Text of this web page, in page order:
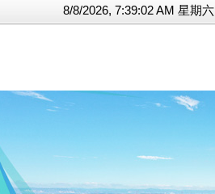
8/8/2026, 7:39:03 AM 星期六